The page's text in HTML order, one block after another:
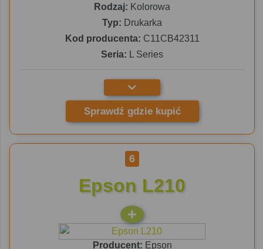
Rodzaj: Kolorowa
Typ: Drukarka
Kod producenta: C11CB42311
Seria: L Series
Sprawdź gdzie kupić
6
Epson L210
Producent: Epson